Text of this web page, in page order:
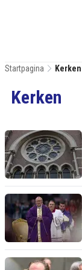
Startpagina Kerken
Kerken